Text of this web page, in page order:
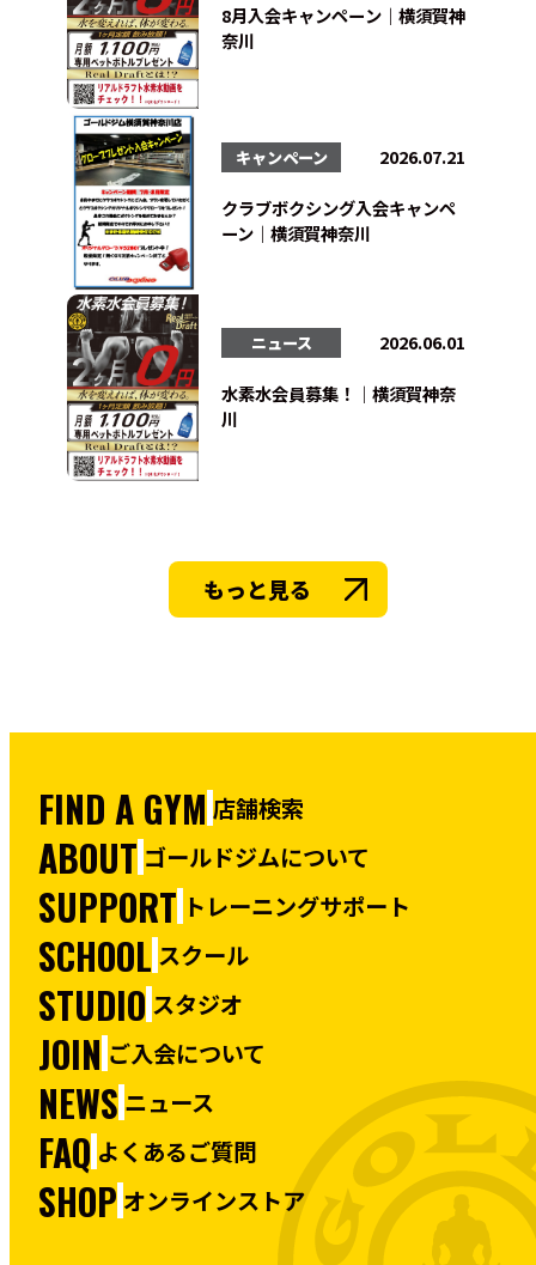
8月入会キャンペーン｜横須賀神
奈川
キャンペーン 2026.07.21
クラブボクシング入会キャンペ
ーン｜横須賀神奈川
ニュース 2026.06.01
水素水会員募集！｜横須賀神奈
川
もっと見る
FIND A GYM 店舗検索
ABOUT ゴールドジムについて
SUPPORT トレーニングサポート
SCHOOL スクール
STUDIO スタジオ
JOIN ご入会について
NEWS ニュース
FAQ よくあるご質問
SHOP オンラインストア